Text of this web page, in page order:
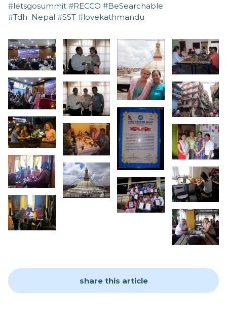
#letsgosummit #RECCO #BeSearchable
#Tdh_Nepal #SST #lovekathmandu
share this article